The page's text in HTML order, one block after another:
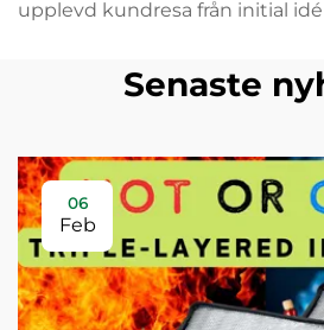
upplevd kundresa från initial
Senaste
06
Feb